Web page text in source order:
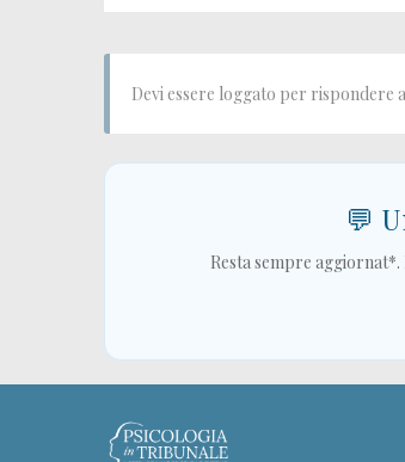
Devi essere loggato per rispondere
💬
Resta sempre